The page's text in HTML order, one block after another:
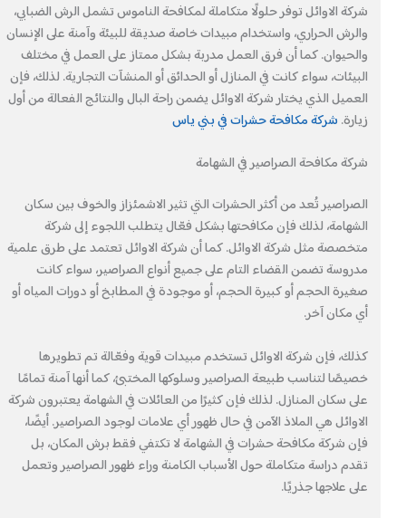
شركة الاوائل توفر حلولًا متكاملة لمكافحة الناموس تشمل الرش الضبابي،
والرش الحراري، واستخدام مبيدات خاصة صديقة للبيئة وآمنة على الإنسان
والحيوان. كما أن فرق العمل مدربة بشكل ممتاز على العمل في مختلف
البيئات، سواء كانت في المنازل أو الحدائق أو المنشآت التجارية. لذلك، فإن
العميل الذي يختار شركة الاوائل يضمن راحة البال والنتائج الفعالة من أول
زيارة.شركة مكافحة حشرات في بني ياس
شركة مكافحة الصراصير في الشهامة
الصراصير تُعد من أكثر الحشرات التي تثير الاشمئزاز والخوف بين سكان
الشهامة، لذلك فإن مكافحتها بشكل فعّال يتطلب اللجوء إلى شركة
متخصصة مثل شركة الاوائل. كما أن شركة الاوائل تعتمد على طرق علمية
مدروسة تضمن القضاء التام على جميع أنواع الصراصير، سواء كانت
صغيرة الحجم أو كبيرة الحجم، أو موجودة في المطابخ أو دورات المياه أو
أي مكان آخر.
كذلك، فإن شركة الاوائل تستخدم مبيدات قوية وفعّالة تم تطويرها
خصيصًا لتناسب طبيعة الصراصير وسلوكها المختبئ، كما أنها آمنة تمامًا
على سكان المنازل. لذلك فإن كثيرًا من العائلات في الشهامة يعتبرون شركة
الاوائل هي الملاذ الآمن في حال ظهور أي علامات لوجود الصراصير. أيضًا،
فإن شركة مكافحة حشرات في الشهامة لا تكتفي فقط برش المكان، بل
تقدم دراسة متكاملة حول الأسباب الكامنة وراء ظهور الصراصير وتعمل
على علاجها جذريًا.